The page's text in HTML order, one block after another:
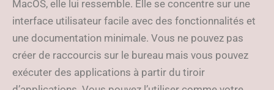
MacOS, elle lui ressemble. Elle se concentre sur une
interface utilisateur facile avec des fonctionnalités et
une documentation minimale. Vous ne pouvez pas
créer de raccourcis sur le bureau mais vous pouvez
exécuter des applications à partir du tiroir